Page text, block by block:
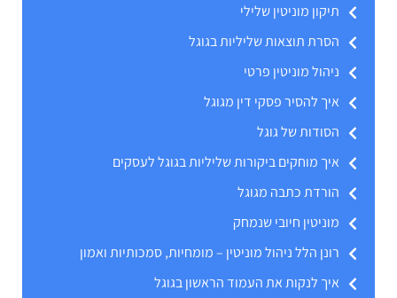
תיקון מוניטין שלילי
הסרת תוצאות שליליות בגוגל
ניהול מוניטין פרטי
איך להסיר פסקי דין מגוגל
הסודות של גוגל
איך מוחקים ביקורות שליליות בגוגל לעסקים
הורדת כתבה מגוגל
מוניטין חיובי שנמחק
רונן הלל ניהול מוניטין – מומחיות, סמכותיות ואמון
איך לנקות את העמוד הראשון בגוגל